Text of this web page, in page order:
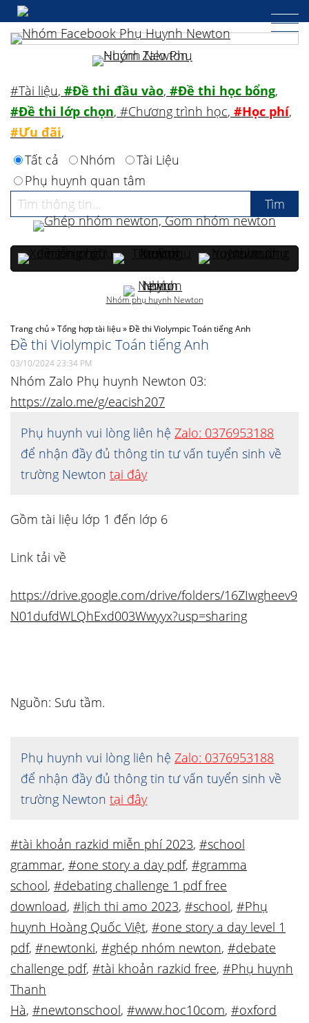
Trang chủ»Tổng hợp tài liệu»Đề thi Violympic Toán tiếng Anh
Đề thi Violympic Toán tiếng Anh
03/10/2024 23:34 PM
Nhóm Zalo Phụ huynh Newton 03:
https://zalo.me/g/eacish207
Phụ huynh vui lòng liên hệ Zalo: 0376953188
để nhận đầy đủ thông tin tư vấn tuyển sinh về
trường Newton tại đây
Gồm tài liệu lớp 1 đến lớp 6
Link tải về
https://drive.google.com/drive/folders/16ZIwgheev9
N01dufdWLQhExd003Wwyyx?usp=sharing
Nguồn: Sưu tầm.
Phụ huynh vui lòng liên hệ Zalo: 0376953188
để nhận đầy đủ thông tin tư vấn tuyển sinh về
trường Newton tại đây
#tài khoản razkid miễn phí 2023, #school
grammar, #one story a day pdf, #gramma
school, #debating challenge 1 pdf free
download, #lịch thi amo 2023, #school, #Phụ
huynh Hoàng Quốc Việt, #one story a day level 1
pdf, #newtonki, #ghép nhóm newton, #debate
challenge pdf, #tài khoản razkid free, #Phụ huynh
Thanh
Hà, #newtonschool, #www.hoc10com, #oxford
#Tài liệu, #Đề thi đầu vào, #Đề thi học bổng,
#Đề thi lớp chọn, #Chương trình học, #Học phí,
#Ưu đãi,
Tất cả
Nhóm
Tài Liệu
Phụ huynh quan tâm
Nhóm phụ huynh Newton